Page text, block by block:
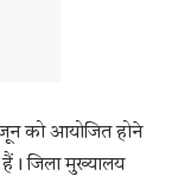
जून को आयोजित होने
हैं। जिला मुख्यालय